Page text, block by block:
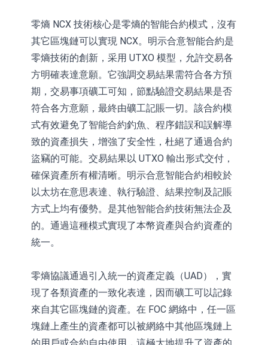
零熵 NCX 技術核心是零熵的智能合約模式，沒有
其它區塊鏈可以實現 NCX。明示合意智能合約是
零熵技術的創新，采用 UTXO 模型，允許交易各
方明確表達意願。它強調交易結果需符合各方預
期，交易事項礦工可知，節點驗證交易結果是否
符合各方意願，最終由礦工記賬一切。該合約模
式有效避免了智能合約釣魚、程序錯誤和誤解導
致的資產損失，增強了安全性，杜絕了通過合約
盜竊的可能。交易結果以 UTXO 輸出形式交付，
確保資產所有權清晰。明示合意智能合約相較於
以太坊在意思表達、執行驗證、結果控制及記賬
方式上均有優勢。是其他智能合約技術無法企及
的。通過這種模式實現了本幣資產與合約資產的
統一。
零熵協議通過引入統一的資產定義（UAD），實
現了各類資產的一致化表達，因而礦工可以記錄
來自其它區塊鏈的資產。在 FOC 網絡中，任一區
塊鏈上產生的資產都可以被網絡中其他區塊鏈上
的用戶或合約自由使用，這極大地提升了資產的